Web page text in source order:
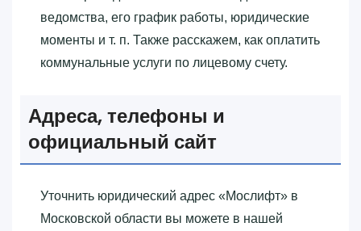
ведомства, его график работы, юридические
моменты и т. п. Также расскажем, как оплатить
коммунальные услуги по лицевому счету.
Адреса, телефоны и
официальный сайт
Уточнить юридический адрес «‎Мослифт»‎ в
Московской области вы можете в нашей